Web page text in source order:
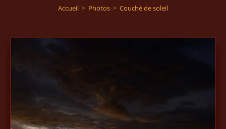
Accueil > Photos > Couché de soleil